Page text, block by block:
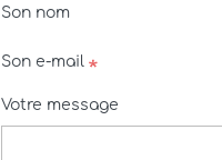
Son nom
Son e-mail
Votre message